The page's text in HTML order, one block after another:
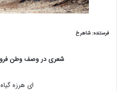
فرستنده: شاهرخ
شعری در وصف وطن
ای هرزه